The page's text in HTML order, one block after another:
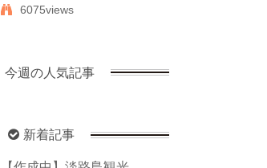
6075views
今週の人気記事
新着記事